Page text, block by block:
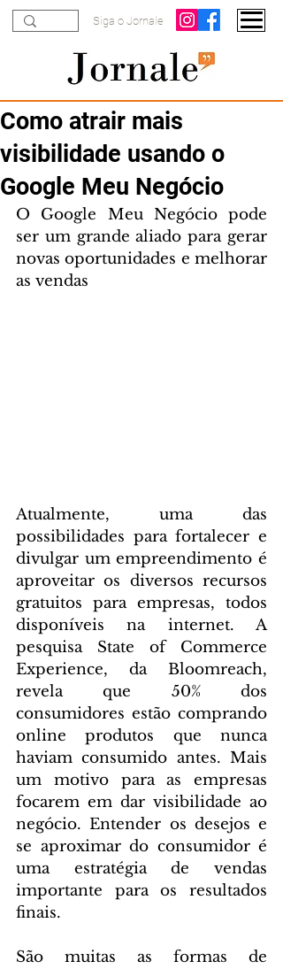
Siga o Jornale
Como atrair mais
visibilidade usando o
Google Meu Negócio
O Google Meu Negócio pode
ser um grande aliado para gerar
novas oportunidades e melhorar
as vendas
Atualmente, uma das
possibilidades para fortalecer e
divulgar um empreendimento é
aproveitar os diversos recursos
gratuitos para empresas, todos
disponíveis na internet. A
pesquisa State of Commerce
Experience, da Bloomreach,
revela que 50% dos
consumidores estão comprando
online produtos que nunca
haviam consumido antes. Mais
um motivo para as empresas
focarem em dar visibilidade ao
negócio. Entender os desejos e
se aproximar do consumidor é
uma estratégia de vendas
importante para os resultados
finais.
São muitas as formas de